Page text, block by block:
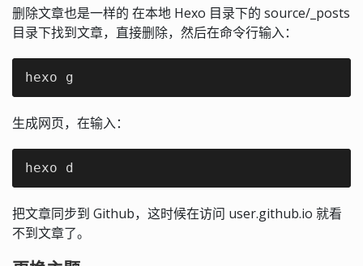
删除文章也是一样的 在本地 Hexo 目录下的 source/_posts
目录下找到文章，直接删除，然后在命令行输入：
hexo g
生成网页，在输入：
hexo d
把文章同步到 Github，这时候在访问 user.github.io 就看
不到文章了。